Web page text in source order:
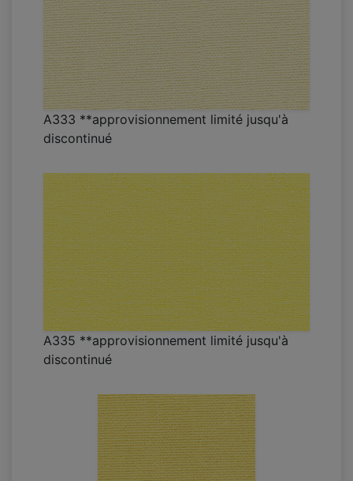
A333 **approvisionnement limité jusqu'à
discontinué
A335 **approvisionnement limité jusqu'à
discontinué